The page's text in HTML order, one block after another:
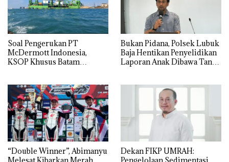
‎Soal Pengerukan PT
McDermott Indonesia,
KSOP Khusus Batam
Bukan Pidana, Polsek Lubuk
Baja Hentikan Penyelidikan
Laporan Anak Dibawa Tanpa
“Double Winner”, Abimanyu
Dekan FIKP UMRAH: